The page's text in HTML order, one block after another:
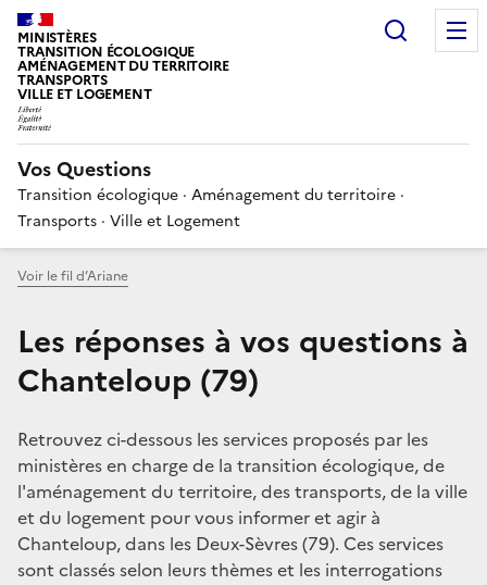
MINISTÈRES
TRANSITION ÉCOLOGIQUE
AMÉNAGEMENT DU TERRITOIRE
TRANSPORTS
VILLE ET LOGEMENT
Vos Questions
Transition écologique · Aménagement du territoire ·
Transports · Ville et Logement
Voir le fil d’Ariane
Les réponses à vos questions à
Chanteloup (79)
Retrouvez ci-dessous les services proposés par les
ministères en charge de la transition écologique, de
l'aménagement du territoire, des transports, de la ville
et du logement pour vous informer et agir à
Chanteloup, dans les Deux-Sèvres (79). Ces services
sont classés selon leurs thèmes et les interrogations